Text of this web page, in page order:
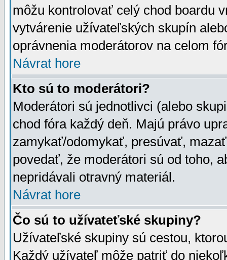
môžu kontrolovať celý chod boardu
vytvárenie užívateľských skupín
oprávnenia moderátorov na celom
Návrat hore
Kto sú to moderátori?
Moderátori sú jednotlivci (alebo
chod fóra každý deň. Majú právo
zamykať/odomykať, presúvať,
povedať, že moderátori sú od toho,
nepridávali otravný materiál.
Návrat hore
Čo sú to užívateťské skupiny?
Užívateľské skupiny sú cestou,
Každý užívateľ môže patriť do